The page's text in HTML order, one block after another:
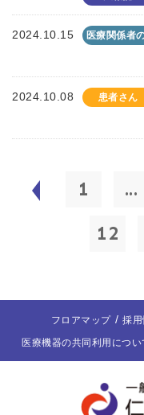
2024.10.15 医療関係者
2024.10.08 患者さん
1 ...
12
フロアマップ 採
医療機器の共同利用につい